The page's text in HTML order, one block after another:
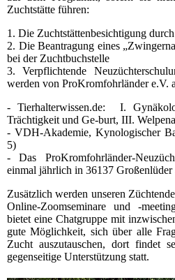
Zuchtstätte führen:
1. Die Zuchtstättenbesichtigung
2. Die Beantragung eines
bei der Zuchtbuchstelle
3. Verpflichtende
werden von ProKromfohrländer e.V.
- Tierhalterwissen.de: I.
Trächtigkeit und Ge-burt, III.
- VDH-Akademie, Kynologischer
5)
- Das ProKromfohrländer-
einmal jährlich in 36137 Großenlüder
Zusätzlich werden unseren
Online-Zoomseminare und -
bietet eine Chatgruppe mit
gute Möglichkeit, sich über alle
Zucht auszutauschen, dort findet
gegenseitige Unterstützung statt.